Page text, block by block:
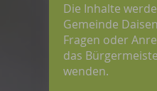
Die Inhalte
Gemeinde
Fragen oder
das
wenden.